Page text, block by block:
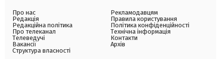
Про нас
Редакція
Редакційна політика
Про телеканал
Телеведучі
Вакансії
Структура власності
Рекламодавцям
Правила користування
Політика конфіденційності
Технічна інформація
Контакти
Архів